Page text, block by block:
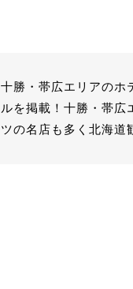
十勝・帯広エリアのホ
ルを掲載！十勝・帯広
ツの名店も多く北海道